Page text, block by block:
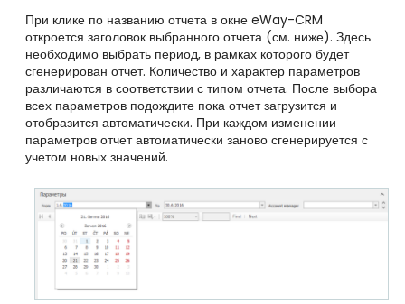
При клике по названию отчета в окне eWay-CRM
откроется заголовок выбранного отчета (см. ниже). Здесь
необходимо выбрать период, в рамках которого будет
сгенерирован отчет. Количество и характер параметров
различаются в соответствии с типом отчета. После выбора
всех параметров подождите пока отчет загрузится и
отобразится автоматически. При каждом изменении
параметров отчет автоматически заново сгенерируется с
учетом новых значений.